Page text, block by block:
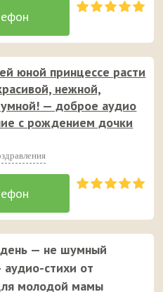
юной принцессе расти
нежной,
умной! — доброе аудио
с рождением дочки
день — не шумный
аудио-стихи от
молодой мамы